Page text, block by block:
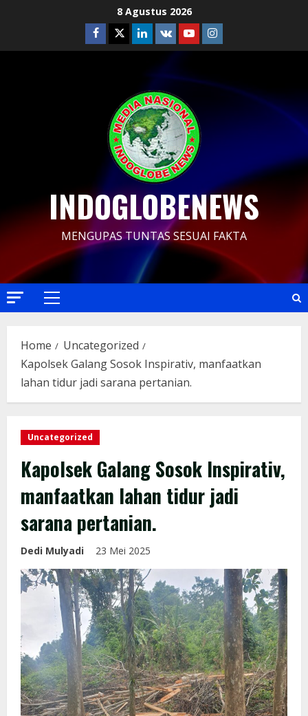
8 Agustus 2026
Facebook
TwitterLinkedin
VK YoutubeInstagram
INDOGLOBENEWS
MENGUPAS TUNTAS SESUAI FAKTA
Primary
Home
Uncategorized
Kapolsek Galang Sosok Inspirativ, manfaatkan
lahan tidur jadi sarana pertanian.
Uncategorized
Kapolsek Galang Sosok Inspirativ,
manfaatkan lahan tidur jadi
sarana pertanian.
Dedi Mulyadi 23 Mei 2025